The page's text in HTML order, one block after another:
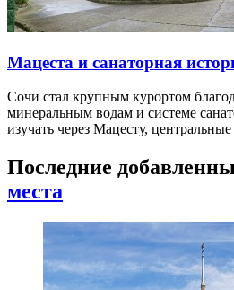
Мацеста и санаторная
Сочи стал крупным курортом
минеральным водам и системе
изучать через Мацесту,
Последние
места